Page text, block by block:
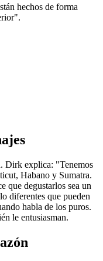
hechos de forma
Dirk explica: "Tenemos
Habano y Sumatra.
que degustarlos sea un
diferentes que pueden
habla de los puros.
le entusiasman.